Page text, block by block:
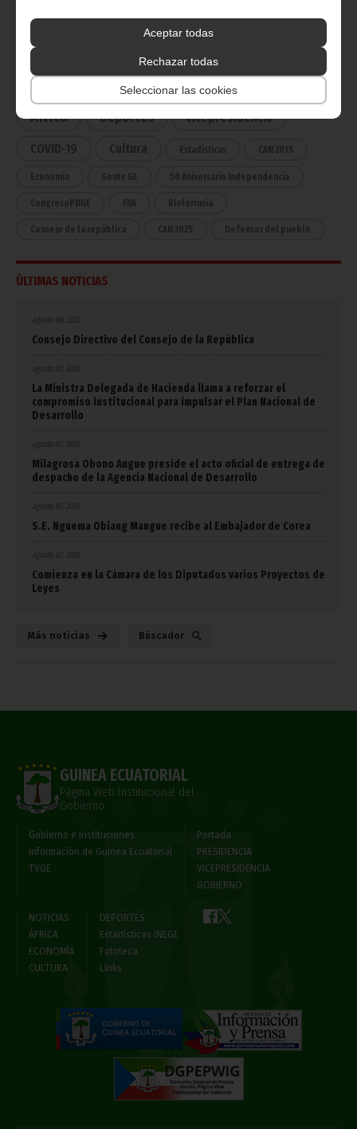
Aceptar todas
Rechazar todas
Seleccionar las cookies
CATEGORÍAS
Noticias Gobierno
Presidencia
África
Deportes Vicepresidencia
COVID-19 Cultura Estadísticas CAN 2015
Economía Gente GE 50 Aniversario Independencia
CongresoPDGE FIJA Bielorrusia
Consejo de la república CAN 2025 Defensor del pueblo
ÚLTIMAS NOTICIAS
Consejo Directivo del Consejo de la República
agosto 07, 2026
La Ministra Delegada de Hacienda llama a reforzar el
compromiso institucional para impulsar el Plan Nacional de
Desarrollo
agosto 07, 2026
Milagrosa Obono Angue preside el acto oficial de entrega de
despacho de la Agencia Nacional de Desarrollo
agosto 07, 2026
S.E. Nguema Obiang Mangue recibe al Embajador de Corea
agosto 07, 2026
Comienza en la Cámara de los Diputados varios Proyectos de
Leyes
Más noticias Búscador
GUINEA ECUATORIAL
Página Web Institucional del
Gobierno
Gobierno e Instituciones
Información de Guinea Ecuatorial
TVGE
Portada
PRESIDENCIA
VICEPRESIDENCIA
GOBIERNO
NOTICIAS
ÁFRICA
ECONOMÍA
CULTURA
DEPORTES
Estadísticas INEGE
Fototeca
Links